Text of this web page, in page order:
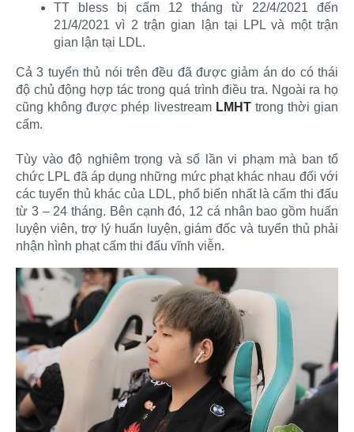
TT bless bị cấm 12 tháng từ 22/4/2021 đến
21/4/2021 vì 2 trận gian lận tại LPL và một trận
gian lận tại LDL.​
Cả 3 tuyển thủ nói trên đều đã được giảm án do có thái
độ chủ động hợp tác trong quá trình điều tra. Ngoài ra họ
cũng không được phép livestream LMHTtrong thời gian
cấm.
Tùy vào độ nghiêm trọng và số lần vi phạm mà ban tổ
chức LPL đã áp dụng những mức phạt khác nhau đối với
các tuyển thủ khác của LDL, phổ biến nhất là cấm thi đấu
từ 3 – 24 tháng. Bên cạnh đó, 12 cá nhân bao gồm huấn
luyện viên, trợ lý huấn luyện, giám đốc và tuyển thủ phải
nhận hình phạt cấm thi đấu vĩnh viễn.​